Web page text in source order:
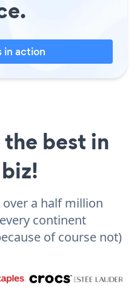
in action
best in
over a half million
continent
of course not)